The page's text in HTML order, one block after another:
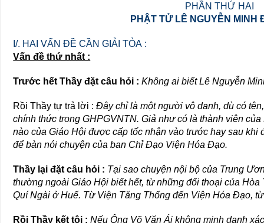
PHẦN THỨ HAI
PHẬT TỬ LÊ NGUYỄN MINH
I/. HAI VẤN ĐỀ CẦN GIẢI TỎA :
Vấn đề thứ nhất :
Trước hết Thầy đặt câu hỏi : Không ai biết Lê Nguyễn
Rồi Thầy tự trả lời :Đây chỉ là một người vô danh, dù có
chính thức trong GHPGVNTN. Giả như có là thành viên
nào của Giáo Hội được cấp tốc nhận vào trước hay sau khi
để bàn nói chuyện của ban Chỉ Đạo Viện Hóa Đạo.
Thầy lại đặt câu hỏi : Tại sao chuyện nội bộ của Trung
thường ngoài Giáo Hội biết hết, từ những đối thoại của
Quí Ngài ở Huế. Từ Viện Tăng Thống đến Viện Hóa Đạo,
Rồi Thầy kết tội : Nếu Ông Võ Văn Ái không minh danh